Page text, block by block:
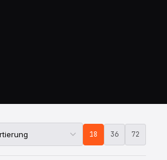
18 36 72